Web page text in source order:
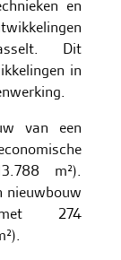
en
Dit
in
van een
m²).
nieuwbouw
met 274